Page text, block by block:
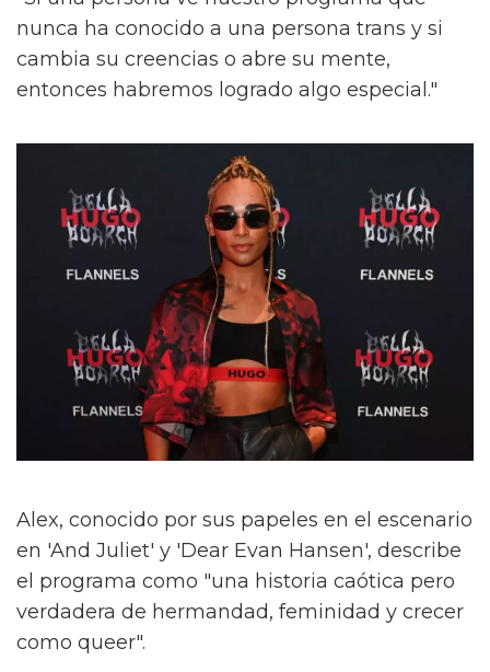
nunca ha conocido a una persona trans y si
cambia su creencias o abre su mente,
entonces habremos logrado algo especial."
Alex, conocido por sus papeles en el escenario
en 'And Juliet' y 'Dear Evan Hansen', describe
el programa como "una historia caótica pero
verdadera de hermandad, feminidad y crecer
como queer".